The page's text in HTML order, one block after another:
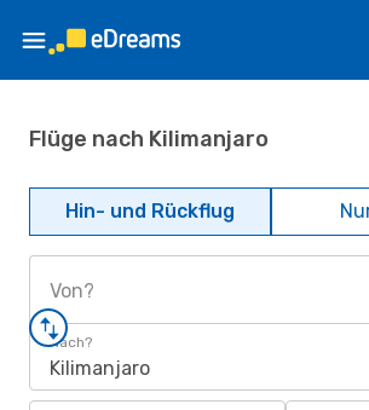
Flüge nach Kilimanjaro
Hin- und Rückflug
Von?
Nach?
Kilimanjaro